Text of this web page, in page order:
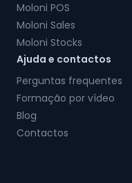
Moloni POS
Moloni Sales
Moloni Stocks
Ajuda e contactos
Perguntas frequentes
Formação por vídeo
Blog
Contactos